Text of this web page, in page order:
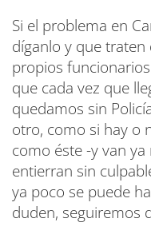
Si el problema en
díganlo y que
propios
que cada vez que
quedamos sin
otro, como si hay o
como éste -y van
entierran sin
ya poco se puede
duden, seguiremos